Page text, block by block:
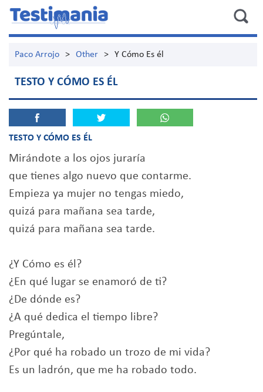
Paco Arrojo > Other > Y Cómo Es él
TESTO Y CÓMO ES ÉL
TESTO Y CÓMO ES ÉL
Mirándote a los ojos juraría
que tienes algo nuevo que contarme.
Empieza ya mujer no tengas miedo,
quizá para mañana sea tarde,
quizá para mañana sea tarde.
¿Y Cómo es él?
¿En qué lugar se enamoró de ti?
¿De dónde es?
¿A qué dedica el tiempo libre?
Pregúntale,
¿Por qué ha robado un trozo de mi vida?
Es un ladrón, que me ha robado todo.